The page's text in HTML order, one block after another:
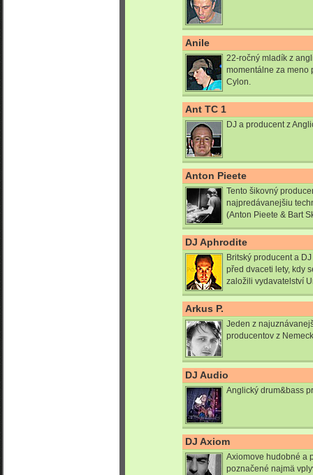
Anile
22-ročný mladík z
momentálne za meno
Cylon.
Ant TC 1
DJ a producent z
Anton Pieete
Tento šikovný
najpredávanejšiu
(Anton Pieete & Bart
DJ Aphrodite
Britský producent a
před dvaceti lety, kdy
založili vydavatelství
Arkus P.
Jeden z
producentov z
DJ Audio
Anglický drum&bass
DJ Axiom
Axiomove hudobné a
poznačené najmä